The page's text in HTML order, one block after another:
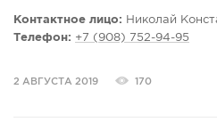
сделан погреб. В целом
живи». В микрорайоне всё в
Контактное лицо: Николай
Телефон: +7 (908) 752-94-95
2 АВГУСТА 2019 170